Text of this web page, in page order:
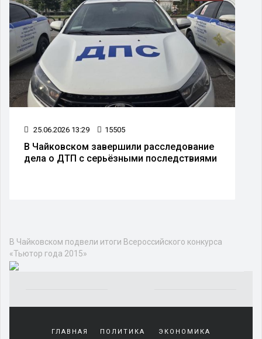
25.06.2026 13:29 15505
В Чайковском завершили расследование
дела о ДТП с серьёзными последствиями
В Чайковском подвели итоги Всероссийского конкурса
«Тьютор года 2015»
sürekli
ГЛАВНАЯ ПОЛИТИКА ЭКОНОМИКА